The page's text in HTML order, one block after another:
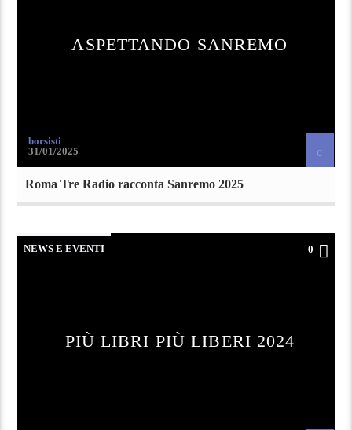
ASPETTANDO SANREMO
borsisti
31/01/2025
Roma Tre Radio racconta Sanremo 2025
NEWS E EVENTI 0
PIÙ LIBRI PIÙ LIBERI 2024